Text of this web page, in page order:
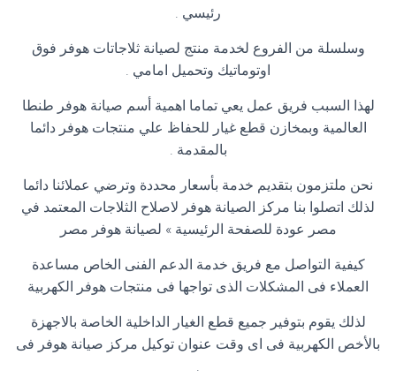
رئيسي .
وسلسلة من الفروع لخدمة منتج لصيانة ثلاجاتات هوفر فوق
اوتوماتيك وتحميل امامي .
لهذا السبب فريق عمل يعي تماما اهمية أسم صيانة هوفر طنطا
العالمية وبمخازن قطع غيار للحفاظ علي منتجات هوفر دائما
بالمقدمة .
نحن ملتزمون بتقديم خدمة بأسعار محددة وترضي عملائنا دائما
لذلك اتصلوا بنا مركز الصيانة هوفر لاصلاح الثلاجات المعتمد في
مصر عودة للصفحة الرئيسية » لصيانة هوفر مصر
كيفية التواصل مع فريق خدمة الدعم الفنى الخاص مساعدة
العملاء فى المشكلات الذى تواجها فى منتجات هوفر الكهربية
لذلك يقوم بتوفير جميع قطع الغيار الداخلية الخاصة بالاجهزة
بالأخص الكهربية فى اى وقت عنوان توكيل مركز صيانة هوفر فى
.